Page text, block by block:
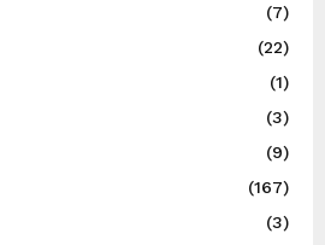
(7)
(22)
(1)
(3)
(9)
(167)
(3)